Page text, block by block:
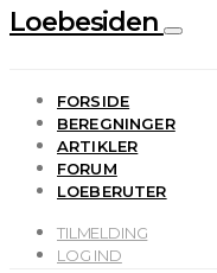
Loebesiden
FORSIDE
BEREGNINGER
ARTIKLER
FORUM
LOEBERUTER
TILMELDING
LOG IND